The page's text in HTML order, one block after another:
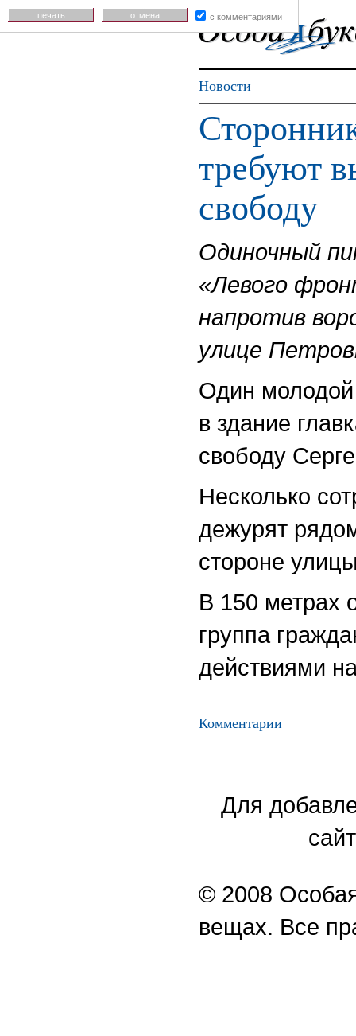
Новости
требуют
свободу
Одиночный
«Левого
напротив
улице
Один молодой
в здание
свободу
Несколько
дежурят
стороне
В 150 метрах
группа
действиями
Комментарии
Для
© 2008
вещах. Все
печать отмена с комментариями